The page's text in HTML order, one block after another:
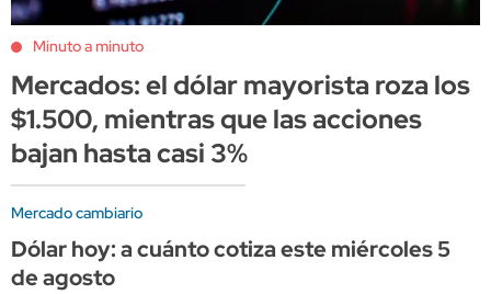
Minuto a minuto
Mercados: el dólar mayorista roza los
$1.500, mientras que las acciones
bajan hasta casi 3%
Mercado cambiario
Dólar hoy: a cuánto cotiza este miércoles 5
de agosto